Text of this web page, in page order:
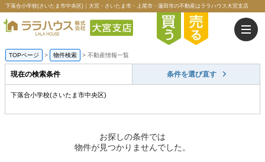
下落合小学校(さいたま市中央区)｜大宮・さいたま市・上尾市・蓮田市の不動産はララハウス大宮支店
TOPページ > 物件検索 > 不動産情報一覧
現在の検索条件 条件を選び直す
下落合小学校(さいたま市中央区)
お探しの条件では
物件が見つかりませんでした。